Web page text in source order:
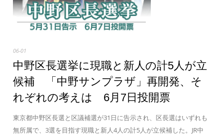
06-01
中野区長選挙に現職と新人の計5人が立
候補 「中野サンプラザ」再開発、そ
れぞれの考えは 6月7日投開票
東京都中野区長選と区議補選が31日に告示され、区長選はいずれも
無所属で、3選を目指す現職と新人4人の計5人が立候補した。JR中